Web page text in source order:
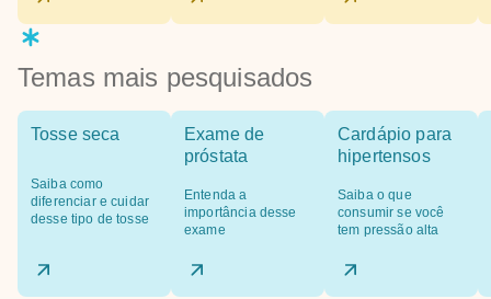
Temas mais pesquisados
Tosse seca
Saiba como
diferenciar e cuidar
desse tipo de tosse
Exame de
próstata
Entenda a
importância desse
exame
Cardápio para
hipertensos
Saiba o que
consumir se você
tem pressão alta